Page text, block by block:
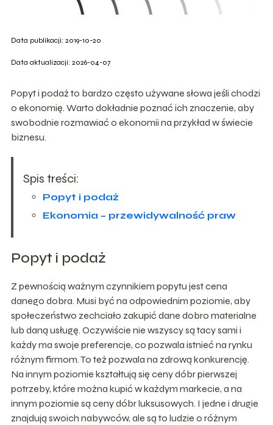
Data publikacji: 2019-10-20
Data aktualizacji: 2026-04-07
Popyt i podaż to bardzo często używane słowa jeśli chodzi
o ekonomię. Warto dokładnie poznać ich znaczenie, aby
swobodnie rozmawiać o ekonomii na przykład w świecie
biznesu.
Spis treści:
Popyt i podaż
Ekonomia – przewidywalność praw
Popyt i podaż
Z pewnością ważnym czynnikiem popytu jest cena
danego dobra. Musi być na odpowiednim poziomie, aby
społeczeństwo zechciało zakupić dane dobro materialne
lub daną usługę. Oczywiście nie wszyscy są tacy sami i
każdy ma swoje preferencje, co pozwala istnieć na rynku
różnym firmom. To też pozwala na zdrową konkurencję.
Na innym poziomie kształtują się ceny dóbr pierwszej
potrzeby, które można kupić w każdym markecie, a na
innym poziomie są ceny dóbr luksusowych. I jedne i drugie
znajdują swoich nabywców, ale są to ludzie o różnym